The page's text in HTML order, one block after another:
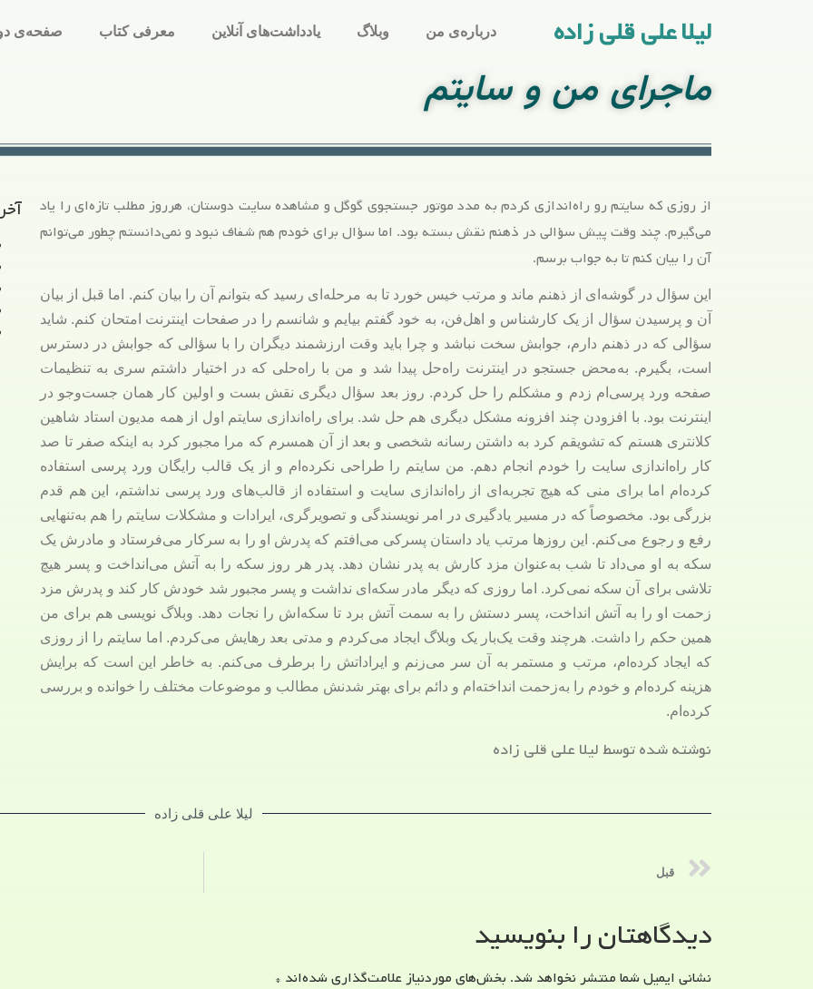
لیلا علی قلی زاده درباره‌ی من وبلاگ یادداشت‌های آنلاین معرفی کتاب صفحه‌ی
ماجرای من و سایتم
از روزی که سایتم رو راه‌اندازی کردم به مدد موتور جستجوی گوگل و مشاهده سایت دوستان، هرروز مطلب تازه‌ای را یاد
می‌گیرم. چند وقت پیش سؤالی در ذهنم نقش بسته بود. اما سؤال برای خودم هم شفاف نبود و نمی‌دانستم چطور می‌توانم
آن را بیان کنم تا به جواب برسم.
این سؤال در گوشه‌ای از ذهنم ماند و مرتب خیس خورد تا به مرحله‌ای رسید که بتوانم آن را بیان کنم. اما قبل از بیان
آن و پرسیدن سؤال از یک کارشناس و اهل‌فن، به خود گفتم بیایم و شانسم را در صفحات اینترنت امتحان کنم. شاید
سؤالی که در ذهنم دارم، جوابش سخت نباشد و چرا باید وقت ارزشمند دیگران را با سؤالی که جوابش در دسترس
است، بگیرم. به‌محض جستجو در اینترنت راه‌حل پیدا شد و من با راه‌حلی که در اختیار داشتم سری به تنظیمات
صفحه ورد پرسی‌ام زدم و مشکلم را حل کردم. روز بعد سؤال دیگری نقش بست و اولین کار همان جست‌وجو در
اینترنت بود. با افزودن چند افزونه مشکل دیگری هم حل شد. برای راه‌اندازی سایتم اول از همه مدیون استاد شاهین
کلانتری هستم که تشویقم کرد به داشتن رسانه شخصی و بعد از آن همسرم که مرا مجبور کرد به اینکه صفر تا صد
کار راه‌اندازی سایت را خودم انجام دهم. من سایتم را طراحی نکرده‌ام و از یک قالب رایگان ورد پرسی استفاده
کرده‌ام اما برای منی که هیچ تجربه‌ای از راه‌اندازی سایت و استفاده از قالب‌های ورد پرسی نداشتم، این هم قدم
بزرگی بود. مخصوصاً که در مسیر یادگیری در امر نویسندگی و تصویرگری، ایرادات و مشکلات سایتم را هم به‌تنهایی
رفع و رجوع می‌کنم. این روزها مرتب یاد داستان پسرکی می‌افتم که پدرش او را به سرکار می‌فرستاد و مادرش یک
سکه به او می‌داد تا شب به‌عنوان مزد کارش به پدر نشان دهد. پدر هر روز سکه را به آتش می‌انداخت و پسر هیچ
تلاشی برای آن سکه نمی‌کرد. اما روزی که دیگر مادر سکه‌ای نداشت و پسر مجبور شد خودش کار کند و پدرش مزد
زحمت او را به آتش انداخت، پسر دستش را به سمت آتش برد تا سکه‌اش را نجات دهد. وبلاگ نویسی هم برای من
همین حکم را داشت. هرچند وقت یک‌بار یک وبلاگ ایجاد می‌کردم و مدتی بعد رهایش می‌کردم. اما سایتم را از روزی
که ایجاد کرده‌ام، مرتب و مستمر به آن سر می‌زنم و ایراداتش را برطرف می‌کنم. به خاطر این است که برایش
هزینه کرده‌ام و خودم را به‌زحمت انداخته‌ام و دائم برای بهتر شدنش مطالب و موضوعات مختلف را خوانده و بررسی
کرده‌ام.
نوشته شده توسط لیلا علی قلی زاده
لیلا علی قلی زاده
قبل
دیدگاهتان را بنویسید
نشانی ایمیل شما منتشر نخواهد شد. بخش‌های موردنیاز علامت‌گذاری شده‌اند *